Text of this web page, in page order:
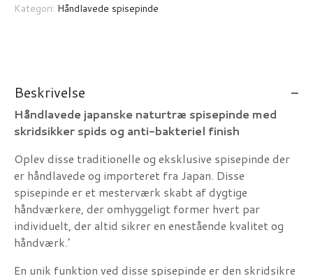
Kategori: Håndlavede spisepinde
Beskrivelse
Håndlavede japanske naturtræ spisepinde med
skridsikker spids og anti-bakteriel finish
Oplev disse traditionelle og eksklusive spisepinde der
er håndlavede og importeret fra Japan. Disse
spisepinde er et mesterværk skabt af dygtige
håndværkere, der omhyggeligt former hvert par
individuelt, der altid sikrer en enestående kvalitet og
håndværk.’
En unik funktion ved disse spisepinde er den skridsikre